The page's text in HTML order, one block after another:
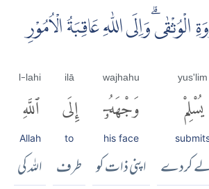
وَاِلَى اللّٰهِ عَاقِبَةُ الْاُمُوْرِ
yus'lim
يُسْلِمْ
کردے
wajhahu
وَجْهَهُۥٓ
his face
اپنی ذات کو
ilā
إِلَى
to
طرف
l-lahi
ٱللَّهِ
Allah
اللہ کی